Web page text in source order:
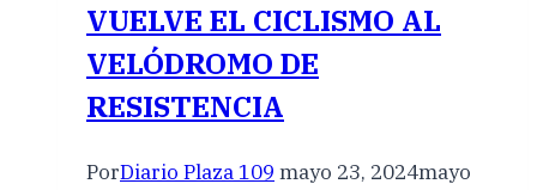
VUELVE EL CICLISMO AL
VELÓDROMO DE
RESISTENCIA
PorDiario Plaza 109 mayo 23, 2024mayo